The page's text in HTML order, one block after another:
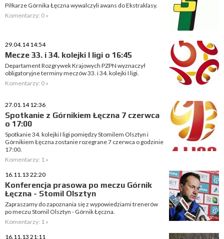
Piłkarze Górnika Łęczna wywalczyli awans do Ekstraklasy.
Komentarzy: 0 »
29.04.14 14:54
Mecze 33. i 34. kolejki I ligi o 16:45
Departament Rozgrywek Krajowych PZPN wyznaczył
obligatoryjne terminy meczów 33. i 34. kolejki I ligi.
Komentarzy: 0 »
27.01.14 12:36
Spotkanie z Górnikiem Łęczna 7 czerwca
o 17:00
Spotkanie 34. kolejki I ligi pomiędzy Stomilem Olsztyn i
Górnikiem Łęczna zostanie rozegrane 7 czerwca o godzinie
17:00.
Komentarzy: 1 »
16.11.13 22:20
Konferencja prasowa po meczu Górnik
Łęczna - Stomil Olsztyn
Zapraszamy do zapoznania się z wypowiedziami trenerów
po meczu Stomil Olsztyn - Górnik Łęczna.
Komentarzy: 1 »
16.11.13 21:11